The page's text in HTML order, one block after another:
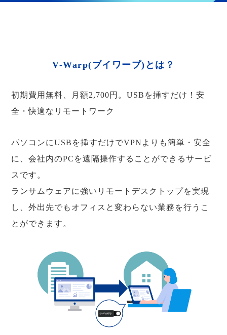
V-Warp(ブイワープ)とは？
初期費用無料、月額2,700円。USBを挿すだけ！安
全・快適なリモートワーク
パソコンにUSBを挿すだけでVPNよりも簡単・安全
に、会社内のPCを遠隔操作することができるサービ
スです。
ランサムウェアに強いリモートデスクトップを実現
し、外出先でもオフィスと変わらない業務を行うこ
とができます。